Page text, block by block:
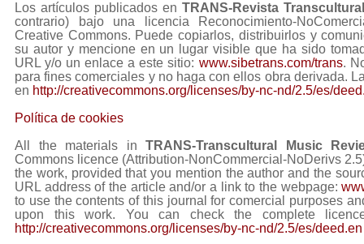
Los artículos publicados enTRANS-Revista
contrario) bajo una licencia Reconocimiento-
Creative Commons. Puede copiarlos, distribuirlos y
su autor y mencione en un lugar visible que ha sido
URL y/o un enlace a este sitio: www.sibetrans.com/trans.
para fines comerciales y no haga con ellos obra derivada.
en http://creativecommons.org/licenses/by-nc-nd/2.5/es/
Política de cookies
All the materials inTRANS-Transcultural Music
Commons licence (Attribution-NonCommercial-NoDerivs
the work, provided that you mention the author and the
URL address of the article and/or a link to the webpage:
to use the contents of this journal for comercial purposes
upon this work. You can check the complete
http://creativecommons.org/licenses/by-nc-nd/2.5/es/deed.en